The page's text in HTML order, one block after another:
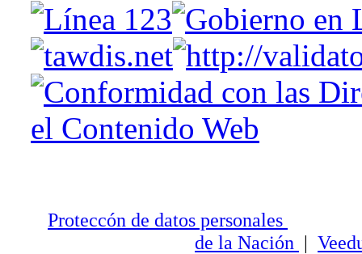
Proteccón de datos personales
de la Nación |